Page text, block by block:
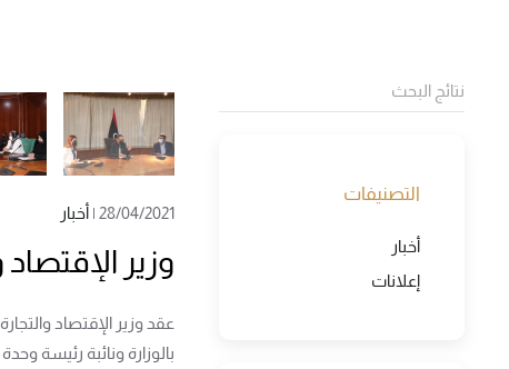
التصنيفات
أخبار
إعلانات
28/04/2021
| أخبار
وزير
عقد وزير الإقتصاد